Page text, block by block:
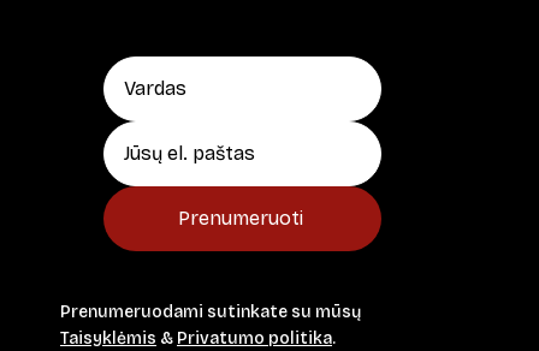
Prenumeruoti
Prenumeruodami sutinkate su mūsų
Taisyklėmis & Privatumo politika.